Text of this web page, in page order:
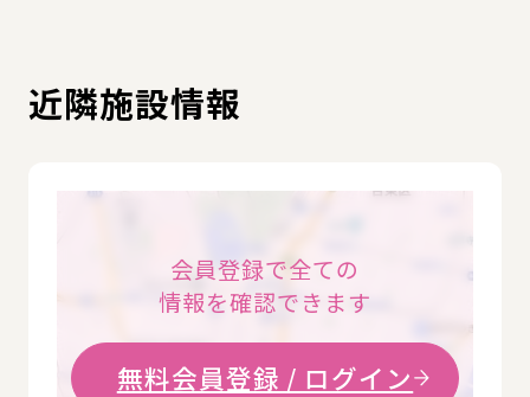
近隣施設情報
会員登録で全ての
情報を確認できます
無料会員登録 / ログイン